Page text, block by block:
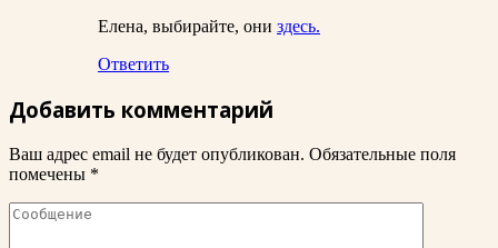
Елена, выбирайте, они здесь.
Ответить
Добавить комментарий
Ваш адрес email не будет опубликован. Обязательные поля
помечены *